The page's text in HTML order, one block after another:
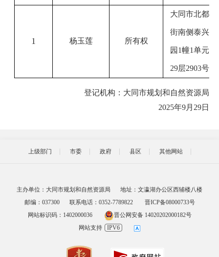
1 杨玉莲 所有权
大同市北都
街南侧泰兴
园 1幢1单元
29层2903号
登记机构：大同市规划和自然资源局
2025年9月29日
上级部门 市委 政府 县区 其他网站
主办单位：大同市规划和自然资源局
地址：文瀛湖办公区西辅楼八楼
邮编：037300
联系电话：0352-7789822
晋ICP备08000733号
网站标识码：1402000036
晋公网安备 14020202000182号
网站支持
IPV6